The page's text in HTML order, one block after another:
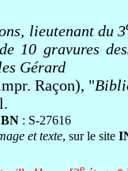
lieutenant du 3
10 gravures
Gérard
Raçon), "
BN: S-27616
et texte, sur le site